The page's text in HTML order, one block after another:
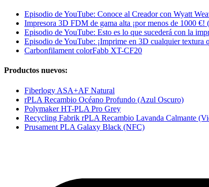
Episodio de YouTube: Conoce al Creador con Wyatt
Impresora 3D FDM de gama alta ¡por menos de 1000 €!
Episodio de YouTube: Esto es lo que sucederá con la
Episodio de YouTube: ¡Imprime en 3D cualquier textura
Carbonfilament colorFabb XT-CF20
Productos nuevos:
Fiberlogy ASA+AF Natural
rPLA Recambio Océano Profundo (Azul Oscuro)
Polymaker HT-PLA Pro Grey
Recycling Fabrik rPLA Recambio Lavanda Calmante
Prusament PLA Galaxy Black (NFC)